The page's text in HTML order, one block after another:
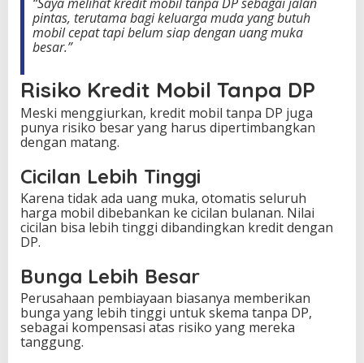
pintas, terutama bagi keluarga muda yang butuh
mobil cepat tapi belum siap dengan uang muka
besar.”
Risiko Kredit Mobil Tanpa DP
Meski menggiurkan, kredit mobil tanpa DP juga
punya risiko besar yang harus dipertimbangkan
dengan matang.
Cicilan Lebih Tinggi
Karena tidak ada uang muka, otomatis seluruh
harga mobil dibebankan ke cicilan bulanan. Nilai
cicilan bisa lebih tinggi dibandingkan kredit dengan
DP.
Bunga Lebih Besar
Perusahaan pembiayaan biasanya memberikan
bunga yang lebih tinggi untuk skema tanpa DP,
sebagai kompensasi atas risiko yang mereka
tanggung.